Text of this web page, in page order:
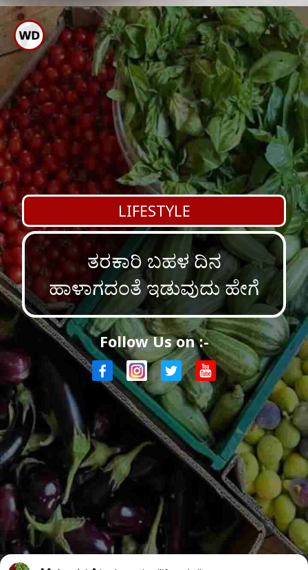
ಗಮನಿಸಿ: ಈ ಮಾಹಿತಿ ವಿವಿಧ
ಮೂಲಗಳಿಂದ ಸಂಗ್ರಹಿಸಲಾಗಿದೆ.
LIFESTYLE
ತರಕಾರಿ ಬಹಳ ದಿನ
ಹಾಳಾಗದಂತೆ ಇಡುವುದು ಹೇಗೆ
Follow Us on :-